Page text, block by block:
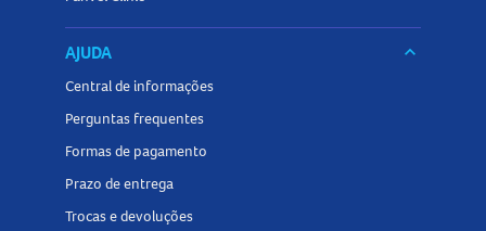
AJUDA keyboard_arrow_down
Central de informações
Perguntas frequentes
Formas de pagamento
Prazo de entrega
Trocas e devoluções